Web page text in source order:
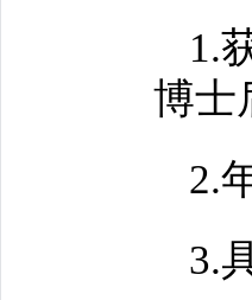
1.
博士
2.
3.